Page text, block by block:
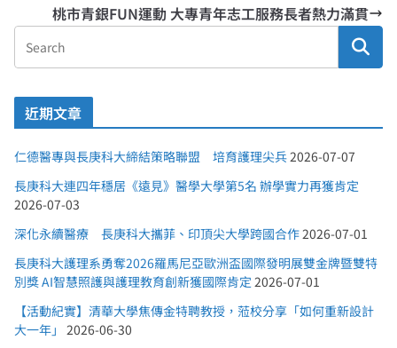
桃市青銀FUN運動 大專青年志工服務長者熱力滿貫
近期文章
仁德醫專與長庚科大締結策略聯盟 培育護理尖兵2026-07-07
長庚科大連四年穩居《遠見》醫學大學第5名 辦學實力再獲肯定
2026-07-03
深化永續醫療 長庚科大攜菲、印頂尖大學跨國合作2026-07-01
長庚科大護理系勇奪2026羅馬尼亞歐洲盃國際發明展雙金牌暨雙特
別獎 AI智慧照護與護理教育創新獲國際肯定 2026-07-01
【活動紀實】清華大學焦傳金特聘教授，蒞校分享「如何重新設計
大一年」 2026-06-30